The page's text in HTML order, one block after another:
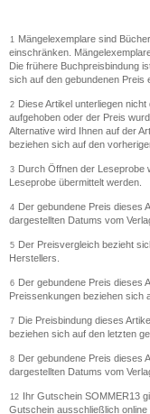
1
Mängelexemplare sind
einschränken.
Die frühere Buchpreisbindung
sich auf den gebundenen Preis
2 Diese Artikel unterliegen
aufgehoben oder der Preis
Alternative wird Ihnen auf der
beziehen sich auf den
3 Durch Öffnen der Leseprobe
Leseprobe übermittelt werden.
4 Der gebundene Preis dieses
dargestellten Datums vom
5 Der Preisvergleich bezieht
Herstellers.
6 Der gebundene Preis dieses
Preissenkungen beziehen sich
7 Die Preisbindung dieses
beziehen sich auf den letzten
8 Der gebundene Preis dieses
dargestellten Datums vom
12 Ihr Gutschein SOMMER13
Gutschein ausschließlich online